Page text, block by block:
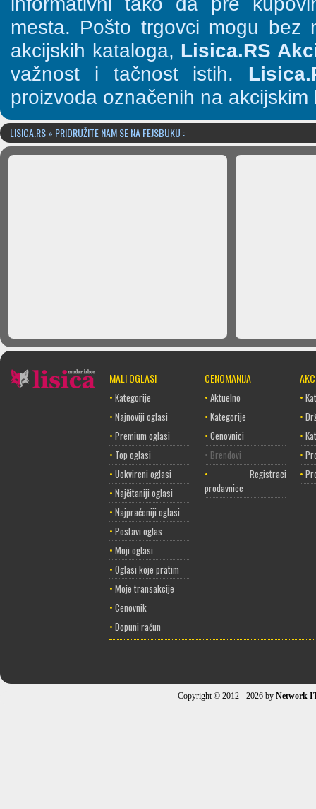
mesta. Pošto trgovci mogu bez
akcijskih kataloga, Lisica.RS
važnost i tačnost istih.
proizvoda označenih na akcijskim
LISICA.RS » PRIDRUŽITE NAM SE NA FEJSBUKU :
MALI OGLASI
• Kategorije
• Najnoviji oglasi
• Premium oglasi
• Top oglasi
• Uokvireni oglasi
• Najčitaniji oglasi
• Najpraćeniji oglasi
• Postavi oglas
• Moji oglasi
• Oglasi koje pratim
• Moje transakcije
• Cenovnik
• Dopuni račun
CENOMANIJA
• Aktuelno
• Kategorije
• Cenovnici
• Brendovi
• Registracija
prodavnice
•
•
•
•
•
Copyright © 2012 - 2026 by Network